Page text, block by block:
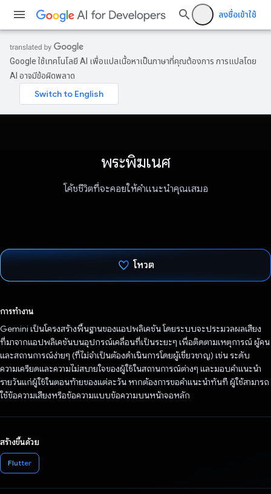
ลงชื่อเข้าใช้
Google ใช้เทคโนโลยี AI เพื่อแปลเนื้อหาเป็นภาษาที่คุณต้องการ การแปลโดย
AI อาจมีข้อผิดพลาด
พระพิฆเนศ
โค้ชชีวิตที่จะคอยให้คำแนะนำคุณเสมอ
โหวต
การทำงาน
Gemini เป็นโครงสร้างพื้นฐานของแอปพลิเคชัน โดยระบบจะประมวลผลเสียง
ที่มาจากแอปพลิเคชันบนอุปกรณ์เคลื่อนที่เป็นระยะๆ เพื่อติดตามเหตุการณ์ ผู้คน
และสถานการณ์ง่ายๆ (ที่ไม่จําเป็นต้องดำเนินการโดยผู้เชี่ยวชาญ) เช่น ระดับ
ความเครียดและความไม่สบายใจของผู้ใช้ในสถานการณ์ต่างๆ และมอบคําแนะนํา
รายวันแก่ผู้ใช้ในตอนท้ายของแต่ละวัน หากต้องการขอคำแนะนำทันที ผู้ใช้สามารถ
ใช้ข้อความเสียงหรือข้อความแบบข้อความบนหน้าจอหลัก
สร้างขึ้นด้วย
Flutter